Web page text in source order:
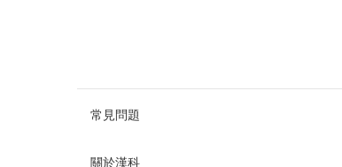
常見問題
關於漢科